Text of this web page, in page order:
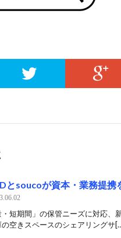
とsoucoが資本・業務提携
・短期間」の保管ニーズに対応、
の空きスペースのシェアリングサ